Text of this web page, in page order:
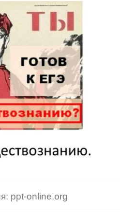
ppt-online.org